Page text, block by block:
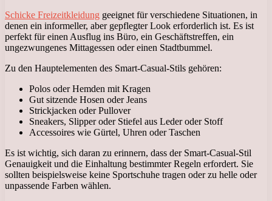
Schicke Freizeitkleidung geeignet für verschiedene Situationen, in
denen ein informeller, aber gepflegter Look erforderlich ist. Es ist
perfekt für einen Ausflug ins Büro, ein Geschäftstreffen, ein
ungezwungenes Mittagessen oder einen Stadtbummel.
Zu den Hauptelementen des Smart-Casual-Stils gehören:
Polos oder Hemden mit Kragen
Gut sitzende Hosen oder Jeans
Strickjacken oder Pullover
Sneakers, Slipper oder Stiefel aus Leder oder Stoff
Accessoires wie Gürtel, Uhren oder Taschen
Es ist wichtig, sich daran zu erinnern, dass der Smart-Casual-Stil
Genauigkeit und die Einhaltung bestimmter Regeln erfordert. Sie
sollten beispielsweise keine Sportschuhe tragen oder zu helle oder
unpassende Farben wählen.